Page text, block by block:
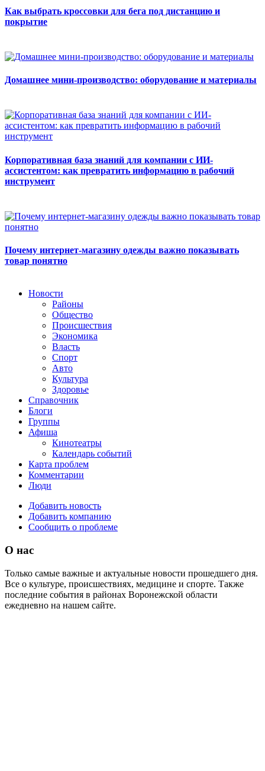
Как выбрать кроссовки для бега под дистанцию и
покрытие
Домашнее мини-производство: оборудование и материалы
Корпоративная база знаний для компании с ИИ-
ассистентом: как превратить информацию в рабочий
инструмент
Почему интернет-магазину одежды важно показывать
товар понятно
Новости
Районы
Общество
Происшествия
Экономика
Власть
Спорт
Авто
Культура
Здоровье
Справочник
Блоги
Группы
Афиша
Кинотеатры
Календарь событий
Карта проблем
Комментарии
Люди
Добавить новость
Добавить компанию
Сообщить о проблеме
О нас
Только самые важные и актуальные новости прошедшего дня.
Все о культуре, происшествиях, медицине и спорте. Также
последние события в районах Воронежской области
ежедневно на нашем сайте.